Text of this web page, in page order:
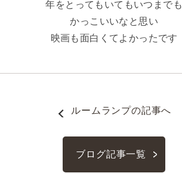
年をとってもいてもいつまでも
かっこいいなと思い
映画も面白くてよかったです
ルームランプの記事へ
ブログ記事一覧